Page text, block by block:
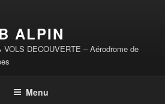
ALPIN
VOLS DECOUVERTE – Aérodrome de
Menu